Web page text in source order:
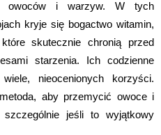
owoców i warzyw. W tych
kryje się bogactwo witamin,
skutecznie chronią przed
starzenia. Ich codzienne
nieocenionych korzyści.
aby przemycić owoce i
jeśli to wyjątkowy